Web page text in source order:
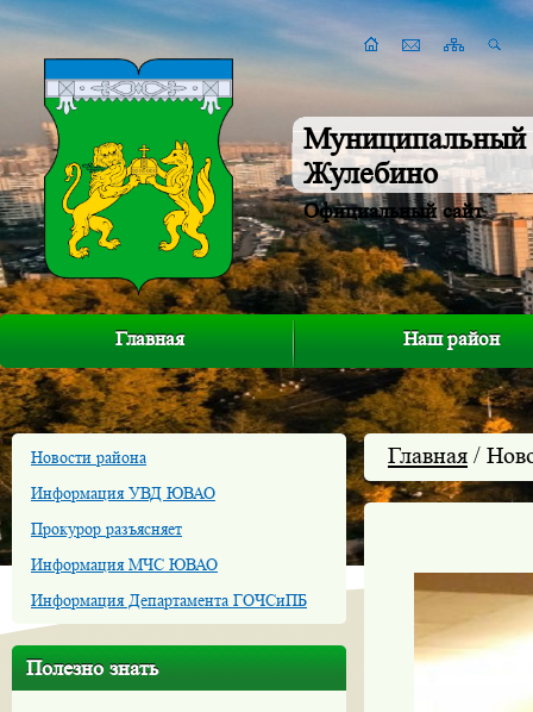
Муниципальный
Жулебино
Официальный сайт
Главная Наш район
Новости района
Информация УВД ЮВАО
Прокурор разъясняет
Информация МЧС ЮВАО
Информация Департамента ГОЧСиПБ
Полезно знать
Главная /